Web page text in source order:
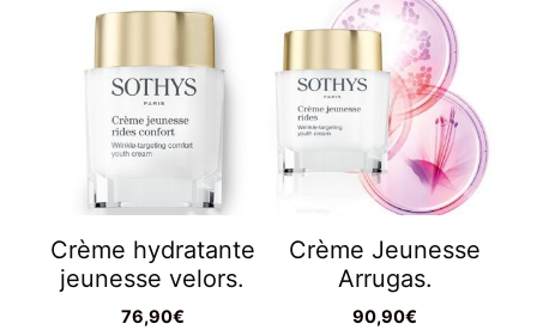
Crème hydratante
jeunesse velors.
76,90€
Crème Jeunesse
Arrugas.
90,90€